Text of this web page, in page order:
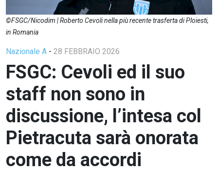
©FSGC/Nicodim | Roberto Cevoli nella più recente trasferta di Ploiesti,
in Romania
Nazionale A - 28 FEBBRAIO 2026
FSGC: Cevoli ed il suo
staff non sono in
discussione, l’intesa col
Pietracuta sarà onorata
come da accordi